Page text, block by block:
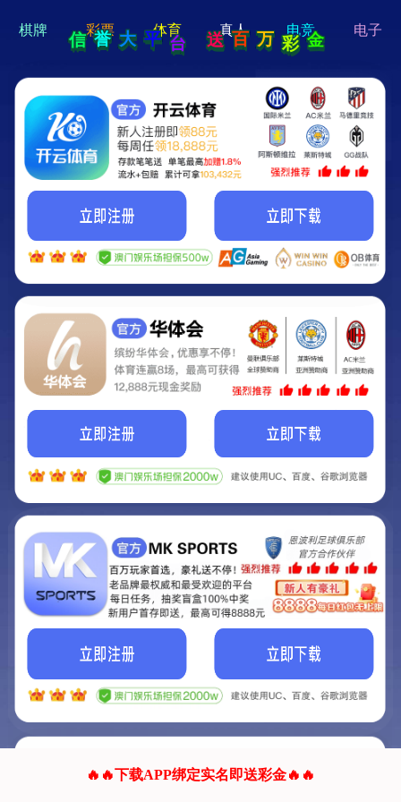
hi 💗
Hey Guys!
我们即将上线啦...
我们的网站正在建设.
它将是非常棒的网站.
联系我们!